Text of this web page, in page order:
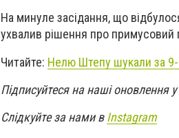
На минуле засідання, що
ухвалив рішення про примусовий
Читайте: Нелю Штепу шукали за
Підписуйтеся на наші оновлення у
Слідкуйте за нами вInstagram